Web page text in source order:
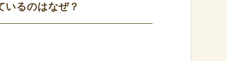
いるのはなぜ？